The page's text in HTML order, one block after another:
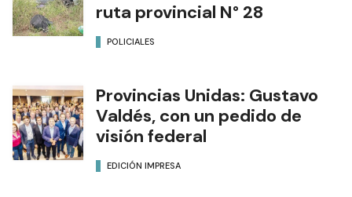
ruta provincial N° 28
POLICIALES
Provincias Unidas: Gustavo
Valdés, con un pedido de
visión federal
EDICIÓN IMPRESA